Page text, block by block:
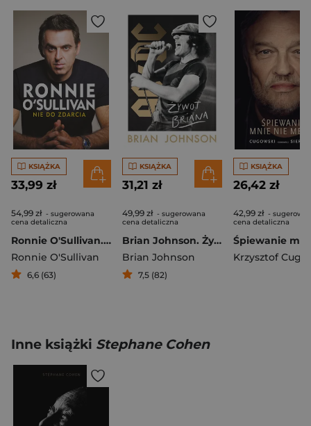
KSIĄŻKA
33,99 zł
54,99 zł - sugerowana
cena detaliczna
Ronnie O'Sullivan. Nie do zdarcia
Ronnie O'Sullivan
6,6 (63)
KSIĄŻKA
31,21 zł
49,99 zł - sugerowana
cena detaliczna
Brian Johnson. Żywot Briana. Autobiografia wokalisty AC/DC
Brian Johnson
7,5 (82)
KSIĄŻKA
26,42 zł
42,99 zł -
cena detaliczna
Krzysztof
Inne książki Stephane Cohen